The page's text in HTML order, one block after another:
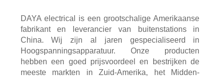
DAYA electrical is een grootschalige Amerikaanse
fabrikant en leverancier van buitenstations in
China. Wij zijn al jaren gespecialiseerd in
Hoogspanningsapparatuur. Onze producten
hebben een goed prijsvoordeel en bestrijken de
meeste markten in Zuid-Amerika, het Midden-